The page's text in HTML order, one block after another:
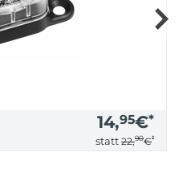
14,95€*
statt 22,90€*